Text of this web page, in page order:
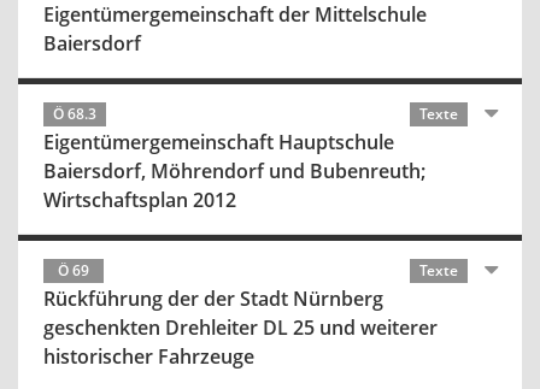
Eigentümergemeinschaft der Mittelschule
Baiersdorf
Ö 68.3 Texte
Eigentümergemeinschaft Hauptschule
Baiersdorf, Möhrendorf und Bubenreuth;
Wirtschaftsplan 2012
Ö 69 Texte
Rückführung der der Stadt Nürnberg
geschenkten Drehleiter DL 25 und weiterer
historischer Fahrzeuge